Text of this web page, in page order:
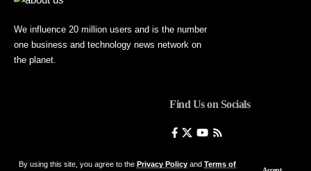
By using this site, you agree to the Privacy Policy and Terms of
We influence 20 million users and is the number
one business and technology news network on
the planet.
Find Us on Socials